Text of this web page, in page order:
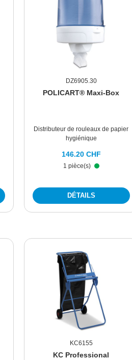
DZ6905.30
POLICART® Maxi-Box
Distributeur de rouleaux de papier
hygiénique
1 pièce(s)
146.20 CHF
DÉTAILS
KC6155
KC Professional